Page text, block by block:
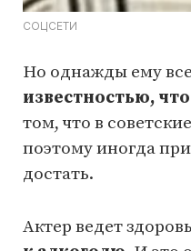
СОЦСЕТИ
Но однажды ему
известностью,
том, что в
поэтому иногда
достать.
Актер ведет